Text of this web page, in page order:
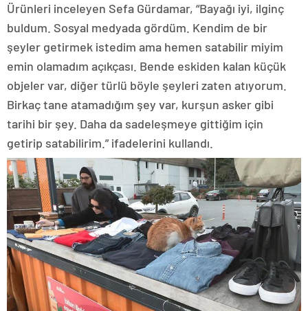
Ürünleri inceleyen Sefa Gürdamar, “Bayağı iyi, ilginç
buldum. Sosyal medyada gördüm. Kendim de bir
şeyler getirmek istedim ama hemen satabilir miyim
emin olamadım açıkçası. Bende eskiden kalan küçük
objeler var, diğer türlü böyle şeyleri zaten atıyorum.
Birkaç tane atamadığım şey var, kurşun asker gibi
tarihi bir şey. Daha da sadeleşmeye gittiğim için
getirip satabilirim.” ifadelerini kullandı.